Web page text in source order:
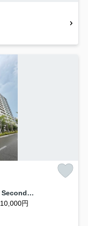
ローレルスクエア健都ザ・レジデンス Second stage
円